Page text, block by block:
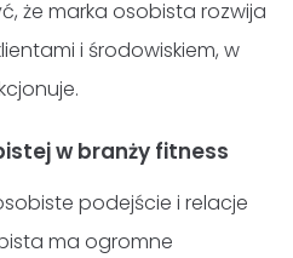
że marka osobista rozwija
i środowiskiem, w
w branży fitness
podejście i relacje
ma ogromne